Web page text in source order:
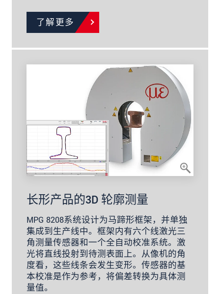
了解更多
长形产品的3D 轮廓测量
MPG 8208系统设计为马蹄形框架，并单独
集成到生产线中。框架内有六个线激光三
角测量传感器和一个全自动校准系统。激
光将直线投射到待测表面上。从像机的角
度看，这些线条会发生变形。传感器的基
本校准是作为参考，将偏差转换为具体测
量值。